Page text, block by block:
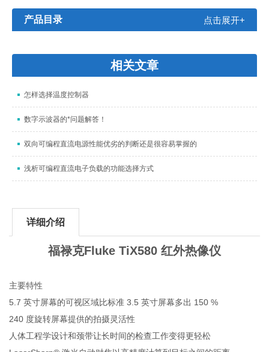
产品目录 点击展开+
相关文章
怎样选择温度控制器
数字示波器的*问题解答！
双向可编程直流电源性能优劣的判断还是很容易掌握的
浅析可编程直流电子负载的功能选择方式
详细介绍
福禄克Fluke TiX580 红外热像仪
主要特性
5.7 英寸屏幕的可视区域比标准 3.5 英寸屏幕多出 150 %
240 度旋转屏幕提供的拍摄灵活性
人体工程学设计和颈带让长时间的检查工作变得更轻松